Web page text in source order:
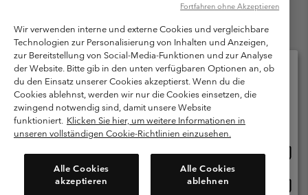
Columbia Sportswear Austria GmbH. Moosfeldstraße 1, 5101
Bergheim, Salzburg Österreich. Alle Rechte vorbehalten.
Nutzungsbedingungen
Allgemeine Verkaufsbedingungen
Garantie
Datenschutzerklärung
Bestimmungen und Bedingungen des Mitglieder Programms
Nutzungsbedingungen Für Nutzergenerierte Inhalte
Cookies
Kundenservice: Mo- Fr. 9:00 - 13:00 & 14:00- 18:00 Uhr
(+)43720880525
Wir verwenden interne und externe Cookies und vergleichbare
Technologien zur Personalisierung von Inhalten und Anzeigen,
zur Bereitstellung von Social-Media-Funktionen und zur Analyse
der Website. Bitte gib in den unten verfügbaren Optionen an, ob
du den Einsatz unserer Cookies akzeptierst. Wenn du die
Cookies ablehnst, werden wir nur die Cookies einsetzen, die
zwingend notwendig sind, damit unsere Website
funktioniert. Klicken Sie hier, um weitere Informationen in
unseren vollständigen Cookie-Richtlinien einzusehen.
Alle Cookies
akzeptieren
Alle Cookies
ablehnen
Fortfahren ohne Akzeptieren
Bitte wählen Sie Ihr Lieferland und Ihre Sprache
Online-Einkauf verfügbar
Österreich